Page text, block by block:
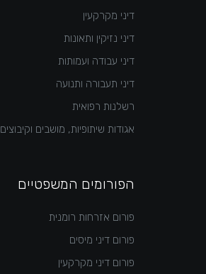
דיני מקרקעין
דיני נזיקין ותאונות
דיני עבודה ועמותות
דיני תעבורה ותנועה
רשלנות רפואית
אגודות שיתופיות, מושבים וקיבוצים
הפורומים המשפטיים
פורום אזרחות רומנית
פורום דיני מיסים
פורום דיני מקרקעין